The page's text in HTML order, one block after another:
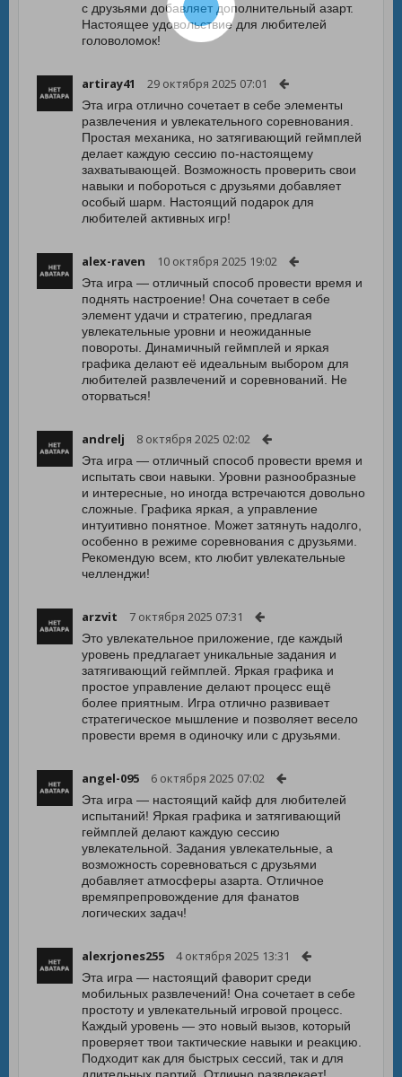
с друзьями добавляет дополнительный азарт.
Настоящее удовольствие для любителей
головоломок!
artiray41 29 октября 2025 07:01
Эта игра отлично сочетает в себе элементы
развлечения и увлекательного соревнования.
Простая механика, но затягивающий геймплей
делает каждую сессию по-настоящему
захватывающей. Возможность проверить свои
навыки и побороться с друзьями добавляет
особый шарм. Настоящий подарок для
любителей активных игр!
alex-raven 10 октября 2025 19:02
Эта игра — отличный способ провести время и
поднять настроение! Она сочетает в себе
элемент удачи и стратегию, предлагая
увлекательные уровни и неожиданные
повороты. Динамичный геймплей и яркая
графика делают её идеальным выбором для
любителей развлечений и соревнований. Не
оторваться!
andrelj 8 октября 2025 02:02
Эта игра — отличный способ провести время и
испытать свои навыки. Уровни разнообразные
и интересные, но иногда встречаются довольно
сложные. Графика яркая, а управление
интуитивно понятное. Может затянуть надолго,
особенно в режиме соревнования с друзьями.
Рекомендую всем, кто любит увлекательные
челленджи!
arzvit 7 октября 2025 07:31
Это увлекательное приложение, где каждый
уровень предлагает уникальные задания и
затягивающий геймплей. Яркая графика и
простое управление делают процесс ещё
более приятным. Игра отлично развивает
стратегическое мышление и позволяет весело
провести время в одиночку или с друзьями.
angel-095 6 октября 2025 07:02
Эта игра — настоящий кайф для любителей
испытаний! Яркая графика и затягивающий
геймплей делают каждую сессию
увлекательной. Задания увлекательные, а
возможность соревноваться с друзьями
добавляет атмосферы азарта. Отличное
времяпрепровождение для фанатов
логических задач!
alexrjones255 4 октября 2025 13:31
Эта игра — настоящий фаворит среди
мобильных развлечений! Она сочетает в себе
простоту и увлекательный игровой процесс.
Каждый уровень — это новый вызов, который
проверяет твои тактические навыки и реакцию.
Подходит как для быстрых сессий, так и для